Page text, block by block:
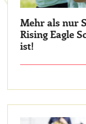
Mehr als nur
Rising Eagle
ist!